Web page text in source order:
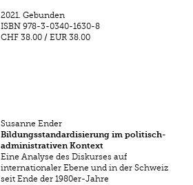
2021. Gebunden
ISBN 978-3-0340-1630-8
CHF 38.00 /EUR 38.00
Susanne Ender
Bildungsstandardisierung im politisch-
administrativen Kontext
Eine Analyse des Diskurses auf
internationaler Ebene und in der Schweiz
seit Ende der 1980er-Jahre